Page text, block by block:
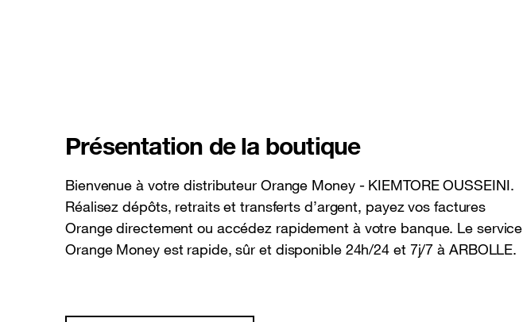
Présentation de la boutique
Bienvenue à votre distributeur Orange Money - KIEMTORE OUSSEINI.
Réalisez dépôts, retraits et transferts d’argent, payez vos factures
Orange directement ou accédez rapidement à votre banque. Le service
Orange Money est rapide, sûr et disponible 24h/24 et 7j/7 à ARBOLLE.